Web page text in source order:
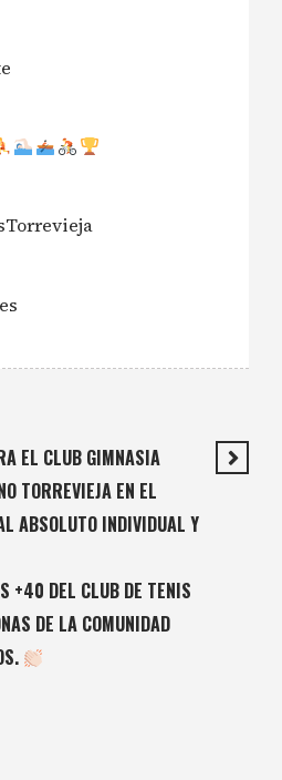
EL CLUB GIMNASIA
TORREVIEJA EN EL
ABSOLUTO INDIVIDUAL Y
+40 DEL CLUB DE TENIS
DE LA COMUNIDAD